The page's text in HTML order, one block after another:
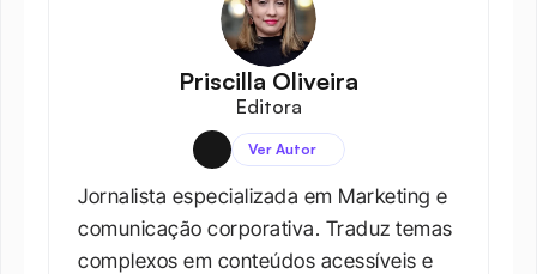
Priscilla Oliveira
Editora
Ver Autor
Jornalista especializada em Marketing e
comunicação corporativa. Traduz temas
complexos em conteúdos acessíveis e